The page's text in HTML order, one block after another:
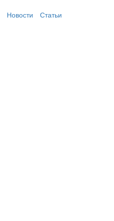
Новости Статьи